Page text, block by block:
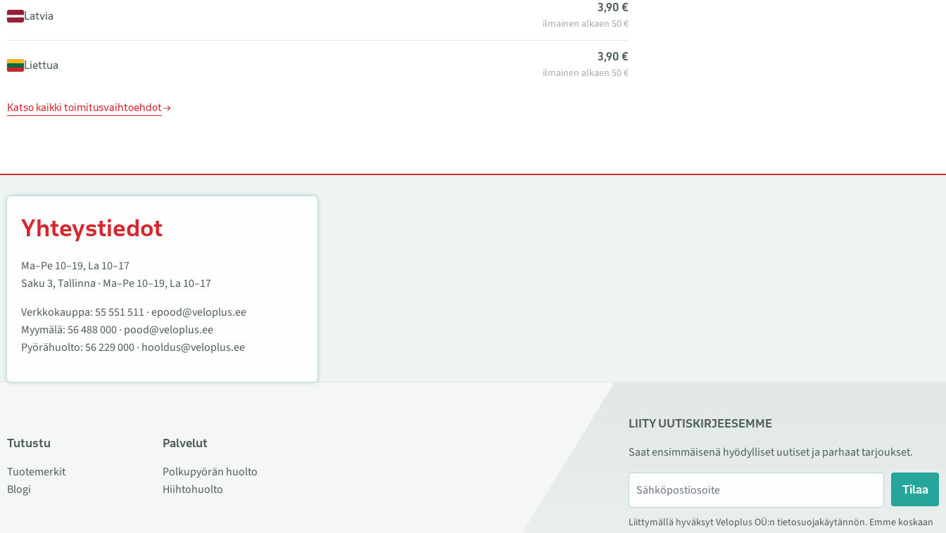
Latvia
3,90 €
ilmainen alkaen 50 €
Liettua
3,90 €
ilmainen alkaen 50 €
Katso kaikki toimitusvaihtoehdot
Yhteystiedot
Ma–Pe 10–19, La 10–17
Saku 3, Tallinna · Ma–Pe 10–19, La 10–17
Verkkokauppa:55 551 511 ·epood@veloplus.ee
Myymälä:56 488 000· pood@veloplus.ee
Pyörähuolto:56 229 000· hooldus@veloplus.ee
Tutustu
Tuotemerkit
Blogi
Palvelut
Polkupyörän huolto
Hiihtohuolto
LIITY UUTISKIRJEESEMME
Saat ensimmäisenä hyödylliset uutiset ja parhaat tarjoukset.
Tilaa
Liittymällä hyväksyt Veloplus OÜ:n tietosuojakäytännön. Emme koskaan